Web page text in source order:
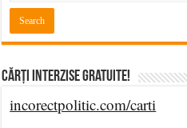
Cărți Interzise Gratuite!
incorectpolitic.com/carti